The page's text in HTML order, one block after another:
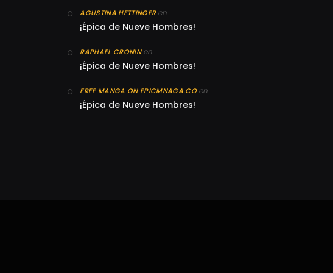
AGUSTINA HETTINGERen
¡Épica de Nueve Hombres!
RAPHAEL CRONINen
¡Épica de Nueve Hombres!
FREE MANGA ON EPICMNAGA.COen
¡Épica de Nueve Hombres!